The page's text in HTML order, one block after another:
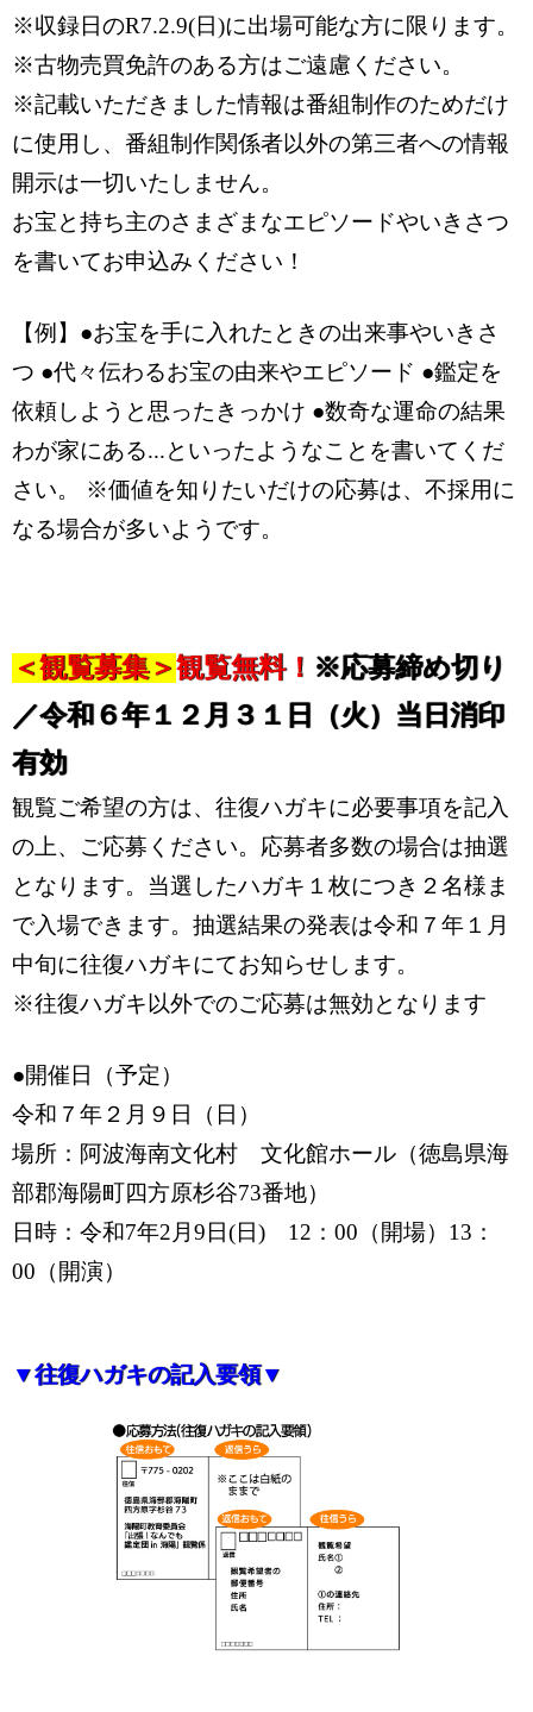
※収録日のR7.2.9(日)に出場可能な方に限ります。
※古物売買免許のある方はご遠慮ください。
※記載いただきました情報は番組制作のためだけ
に使用し、番組制作関係者以外の第三者への情報
開示は一切いたしません。
お宝と持ち主のさまざまなエピソードやいきさつ
を書いてお申込みください！
【例】●お宝を手に入れたときの出来事やいきさ
つ ●代々伝わるお宝の由来やエピソード ●鑑定を
依頼しようと思ったきっかけ ●数奇な運命の結果
わが家にある...といったようなことを書いてくだ
さい。 ※価値を知りたいだけの応募は、不採用に
なる場合が多いようです。
＜観覧募集＞観覧無料！ ※応募締め切り
／令和６年１２月３１日（火）当日消印
有効
観覧ご希望の方は、往復ハガキに必要事項を記入
の上、ご応募ください。応募者多数の場合は抽選
となります。当選したハガキ１枚につき２名様ま
で入場できます。抽選結果の発表は令和７年１月
中旬に往復ハガキにてお知らせします。
※往復ハガキ以外でのご応募は無効となります
●開催日（予定）
令和７年２月９日（日）
場所：阿波海南文化村 文化館ホール（徳島県海
部郡海陽町四方原杉谷73番地）
日時：令和7年2月9日(日) 12：00（開場）13：
00（開演）
▼往復ハガキの記入要領▼